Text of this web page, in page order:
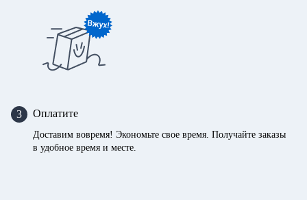
3 Оплатите
Доставим вовремя! Экономьте свое время. Получайте заказы
в удобное время и месте.